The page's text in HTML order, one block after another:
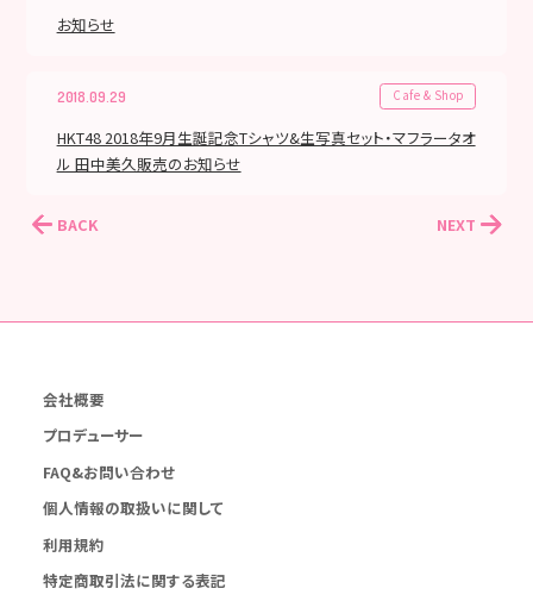
お知らせ
2018.09.29 Cafe & Shop
HKT48 2018年9月生誕記念Tシャツ&生写真セット・マフラータオ
ル 田中美久販売のお知らせ
BACK NEXT
会社概要
プロデューサー
FAQ&お問い合わせ
個人情報の取扱いに関して
利用規約
特定商取引法に関する表記